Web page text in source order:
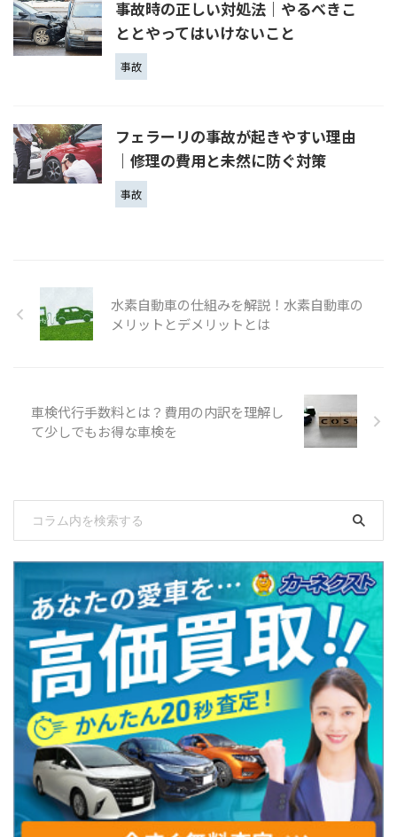
事故時の正しい対処法｜やるべきこ
ととやってはいけないこと
事故
フェラーリの事故が起きやすい理由
｜修理の費用と未然に防ぐ対策
事故
水素自動車の仕組みを解説！水素自動車の
メリットとデメリットとは
車検代行手数料とは？費用の内訳を理解し
て少しでもお得な車検を